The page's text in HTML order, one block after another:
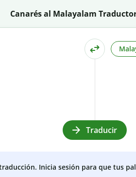
Canarés al Malayalam
Traducir
Inicia sesión para que tus